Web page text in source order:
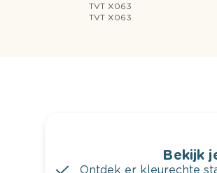
TVT X063
TVT X063
Bekijk
Ontdek er kleurechte